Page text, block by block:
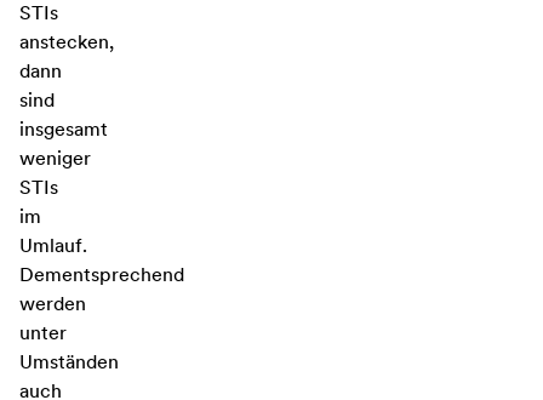
STIs
anstecken,
dann
sind
insgesamt
weniger
STIs
im
Umlauf.
Dementsprechend
werden
unter
Umständen
auch